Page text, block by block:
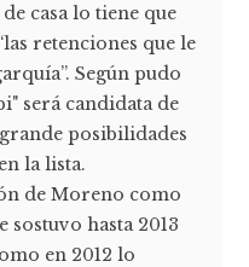
casa lo tiene que
retenciones que le
Según pudo
será candidata de
posibilidades
la lista.
de Moreno como
hasta 2013
en 2012 lo